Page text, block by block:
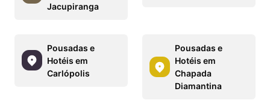
Jacupiranga
Pousadas e
Hotéis em
Carlópolis
Pousadas e
Hotéis em
Chapada
Diamantina